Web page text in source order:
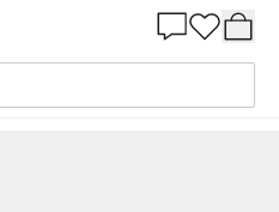
Beställ utifrån NCS 0502-R50B